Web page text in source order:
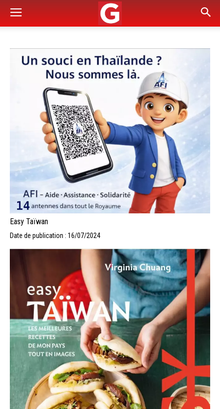
Easy Taïwan
Date de publication : 16/07/2024